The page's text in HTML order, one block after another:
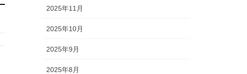
2025年11月
2025年10月
2025年9月
2025年8月